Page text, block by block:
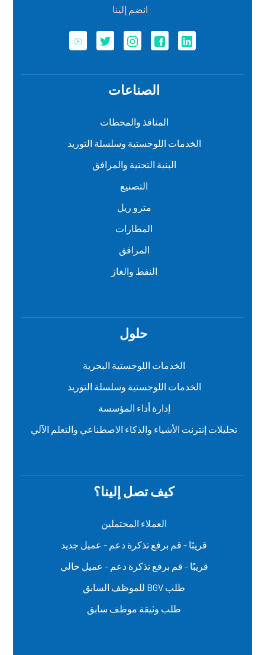
انضم إلينا
الصناعات
المنافذ والمحطات
الخدمات اللوجستية وسلسلة التوريد
البنية التحتية والمرافق
التصنيع
مترو ريل
المطارات
المرافق
النفط والغاز
حلول
الخدمات اللوجستية البحرية
الخدمات اللوجستية وسلسلة التوريد
إدارة أداء المؤسسة
تحليلات إنترنت الأشياء والذكاء الاصطناعي والتعلم الآلي
كيف تصل إلينا؟
العملاء المحتملين
قريبًا - قم برفع تذكرة دعم - عميل جديد
قريبًا - قم برفع تذكرة دعم - عميل حالي
طلب BGV للموظف السابق
طلب وثيقة موظف سابق